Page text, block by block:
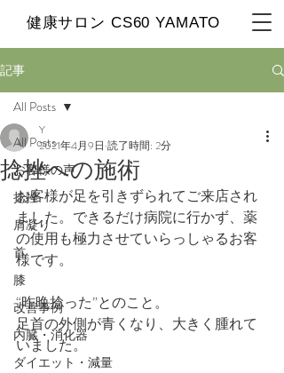
​健康サロン CS60 YAMATO
記事
All Posts
お客様の声
捻挫
肩凝り
首
膝
改善事例
内臓・消化器
ダイエット・減量
All Posts
捻挫への施術
Y
2021年4月9日 読了時間: 2分
お客様が足を引きずられてご来店され
ました。できるだけ病院に行かず、薬
の使用も極力させていらっしゃるお客
様です。
“昨晩捻った”とのこと。
足首の外側が青くなり、大きく腫れて
いました。